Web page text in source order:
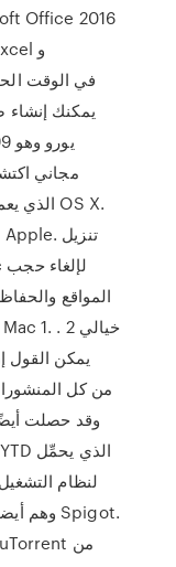
مجاني
المواقع
يمكن القول
وقد حصلت